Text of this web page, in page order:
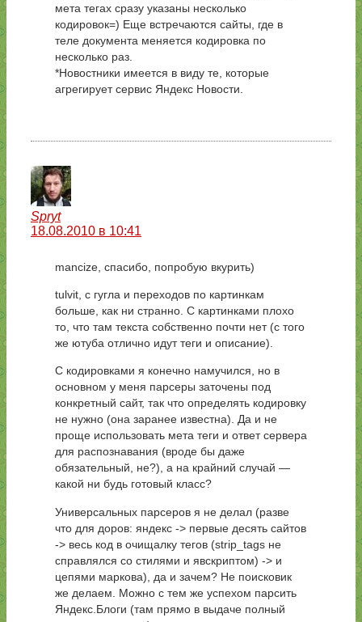
мета тегах сразу указаны несколько
кодировок=) Еще встречаются сайты, где в
теле документа меняется кодировка по
несколько раз.
*Новостники имеется в виду те, которые
агрегирует сервис Яндекс Новости.
Spryt
18.08.2010 в 10:41
mancize, спасибо, попробую вкурить)
tulvit, с гугла и переходов по картинкам
больше, как ни странно. С картинками плохо
то, что там текста собственно почти нет (с того
же ютуба отлично идут теги и описание).
С кодировками я конечно намучился, но в
основном у меня парсеры заточены под
конкретный сайт, так что определять кодировку
не нужно (она заранее известна). Да и не
проще использовать мета теги и ответ сервера
для распознавания (вроде бы даже
обязательный, не?), а на крайний случай —
какой ни будь готовый класс?
Универсальных парсеров я не делал (разве
что для доров: яндекс -> первые десять сайтов
-> весь код в очищалку тегов (strip_tags не
справлялся со стилями и явскриптом) -> и
цепями маркова), да и зачем? Не поисковик
же делаем. Можно с тем же успехом парсить
Яндекс.Блоги (там прямо в выдаче полный